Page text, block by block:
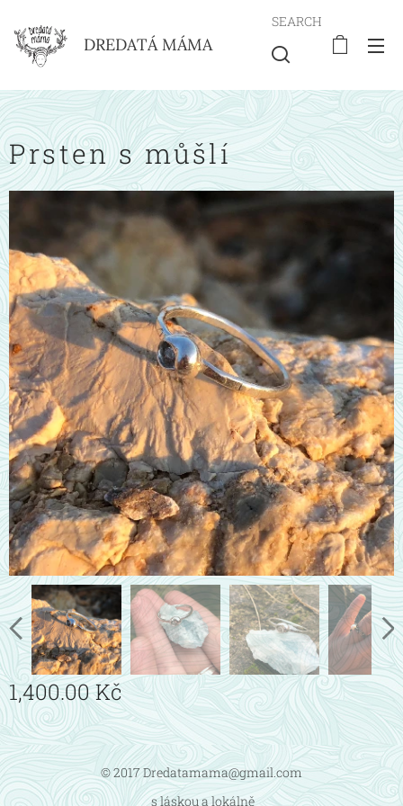
DREDATÁ MÁMA
SEARCH
Prsten s můšlí
1,400.00Kč
© 2017 Dredatamama@gmail.com
s láskou a lokálně